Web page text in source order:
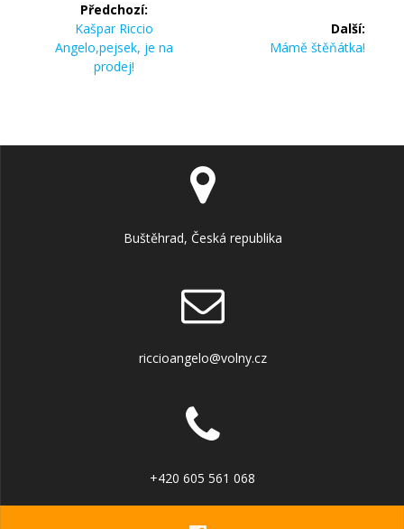
Předchozí:
Kašpar Riccio
Angelo,pejsek, je na
prodej!
Další:
Mámě štěňátka!
Buštěhrad, Česká republika
riccioangelo@volny.cz
+420 605 561 068